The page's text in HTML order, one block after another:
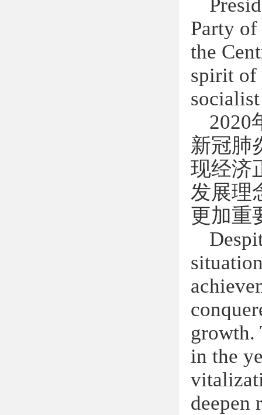
Party
the
spirit of
2020
新冠肺
现经济
发展理
更加重
growth.
in the
deepen